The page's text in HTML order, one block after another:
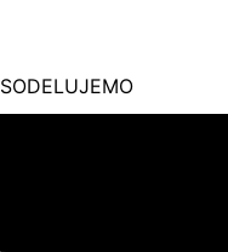
SODELUJEMO